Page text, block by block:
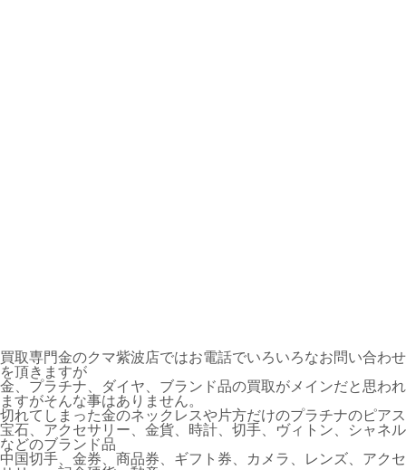
買取専門金のクマ紫波店ではお電話でいろいろなお問い合わせ
を頂きますが
金、プラチナ、ダイヤ、ブランド品の買取がメインだと思われ
ますがそんな事はありません。
切れてしまった金のネックレスや片方だけのプラチナのピアス
宝石、アクセサリー、金貨、時計、切手、ヴィトン、シャネル
などのブランド品
中国切手、金券、商品券、ギフト券、カメラ、レンズ、アクセ